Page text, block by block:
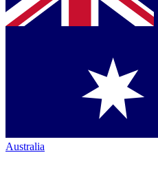
Australia